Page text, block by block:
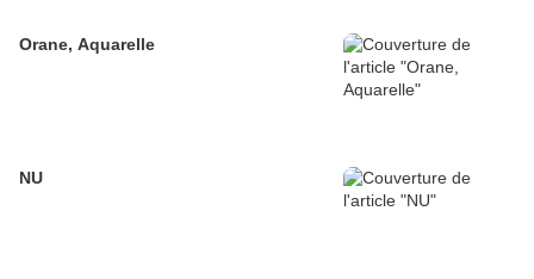
Orane, Aquarelle
NU